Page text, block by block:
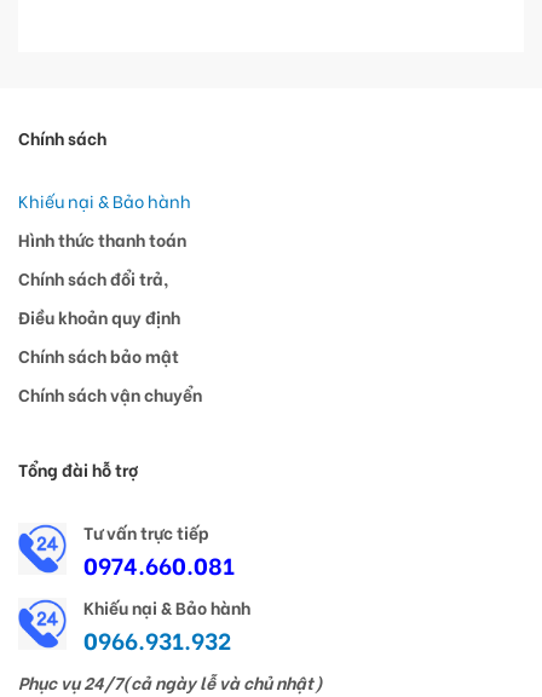
Chính sách
Khiếu nại & Bảo hành
Hình thức thanh toán
Chính sách đổi trả,
Điều khoản quy định
Chính sách bảo mật
Chính sách vận chuyển
Tổng đài hỗ trợ
Tư vấn trực tiếp
0974.660.081
Khiếu nại & Bảo hành
0966.931.932
Phục vụ 24/7(cả ngày lễ và chủ nhật)